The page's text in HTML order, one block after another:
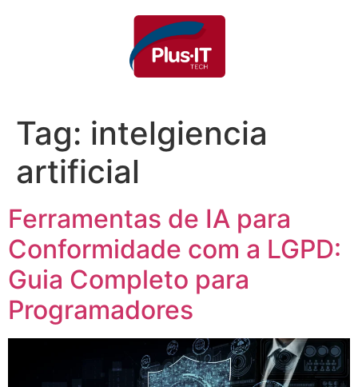
Tag: intelgiencia
artificial
Ferramentas de IA para
Conformidade com a LGPD:
Guia Completo para
Programadores